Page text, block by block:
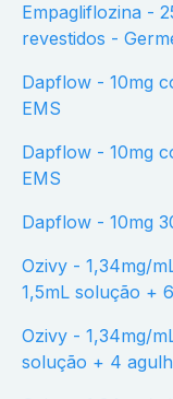
Empagliflozina - 25mg com 30 comprimidos
revestidos -
Dapflow - 10mg com 14 comprimidos revestidos -
EMS
Dapflow - 10mg com 60 comprimidos revestidos -
EMS
Dapflow - 10mg
Ozivy - 1,34mg/mL com 1 caneta aplicadora com
1,5mL solução +
Ozivy - 1,34mg/mL com 1 caneta aplicadora com 3mL
solução + 4